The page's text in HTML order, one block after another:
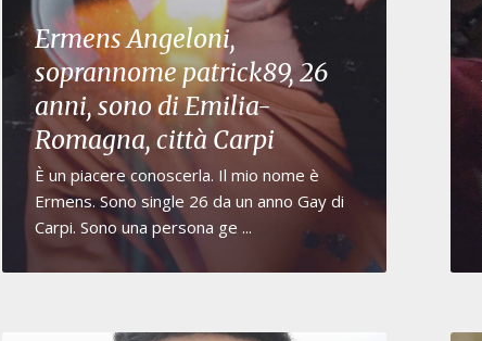
Ermens Angeloni,
soprannome patrick89, 26
anni, sono di Emilia-
Romagna, città Carpi
È un piacere conoscerla. Il mio nome è
Ermens. Sono single 26 da un anno Gay di
Carpi. Sono una persona ge ...